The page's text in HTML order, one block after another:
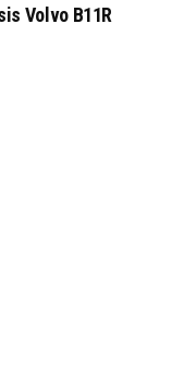
Volvo B11R